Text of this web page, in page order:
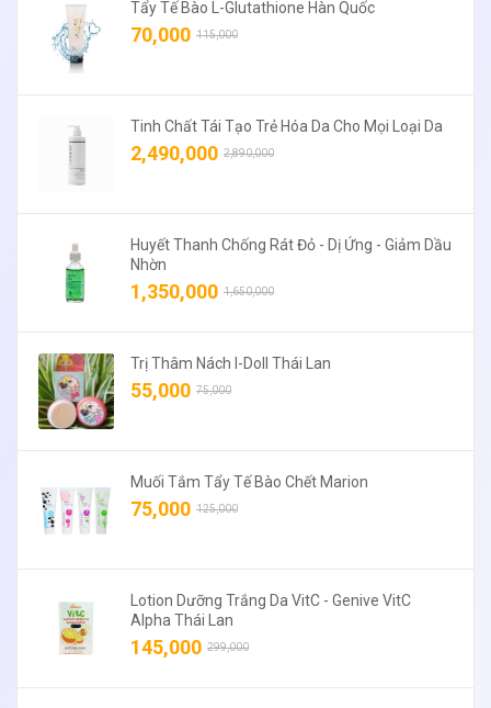
Tẩy Tế Bào L-Glutathione Hàn Quốc
70,000 115,000
Tinh Chất Tái Tạo Trẻ Hóa Da Cho Mọi Loại Da
2,490,000 2,890,000
Huyết Thanh Chống Rát Đỏ - Dị Ứng - Giảm Dầu
Nhờn
1,350,000 1,650,000
Trị Thâm Nách I-Doll Thái Lan
55,000 75,000
Muối Tắm Tẩy Tế Bào Chết Marion
75,000 125,000
Lotion Dưỡng Trắng Da VitC - Genive VitC
Alpha Thái Lan
145,000 299,000